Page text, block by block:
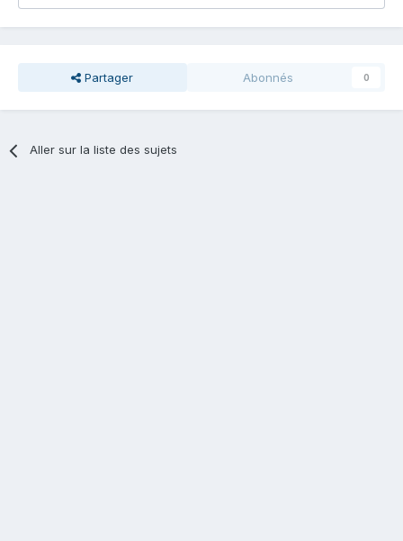
Partager Abonnés 0
Aller sur la liste des sujets